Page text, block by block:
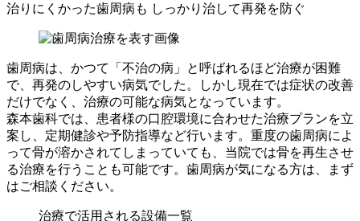
治りにくかった歯周病も しっかり治して再発を防ぐ
歯周病は、かつて「不治の病」と呼ばれるほど治療が困難
で、再発のしやすい病気でした。しかし現在では症状の改善
だけでなく、治療の可能な病気となっています。
森本歯科では、患者様の口腔環境に合わせた治療プランを立
案し、定期健診や予防指導など行います。重度の歯周病によ
って骨が溶かされてしまっていても、当院では骨を再生させ
る治療を行うことも可能です。歯周病が気になる方は、まず
はご相談ください。
治療で活用される設備一覧